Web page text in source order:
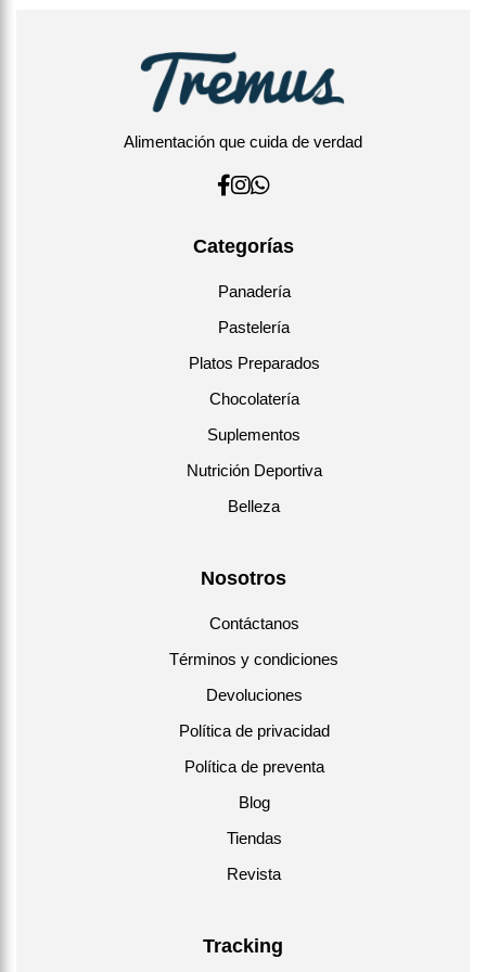
Alimentación que cuida de verdad
Categorías
Panadería
Pastelería
Platos Preparados
Chocolatería
Suplementos
Nutrición Deportiva
Belleza
Nosotros
Contáctanos
Términos y condiciones
Devoluciones
Política de privacidad
Política de preventa
Blog
Tiendas
Revista
Tracking